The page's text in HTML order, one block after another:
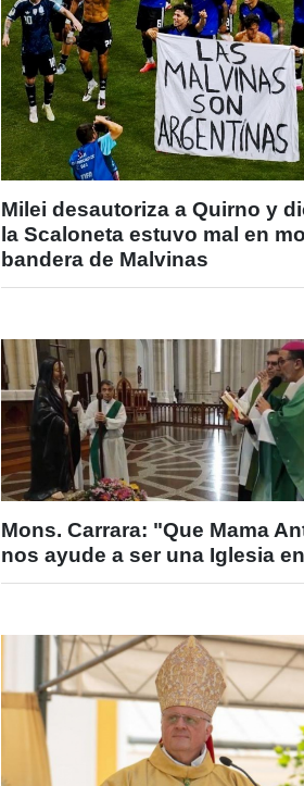
Milei desautoriza a Quirno y
la Scaloneta estuvo mal en
bandera de Malvinas
Mons. Carrara: "Que Mama
nos ayude a ser una Iglesia